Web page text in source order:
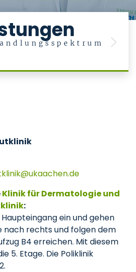
Next
ukaachende
Klinik für Dermatologie und
:
ein und gehen
nach rechts und folgen dem
B4 erreichen. Mit diesem
5. Etage. Die Poliklinik